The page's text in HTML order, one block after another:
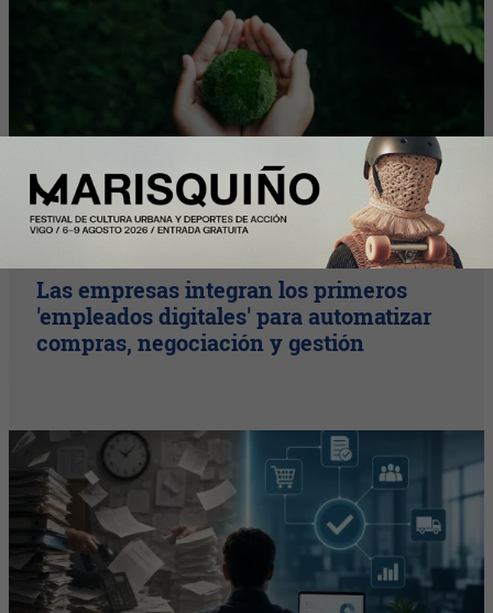
Plus
Las empresas integran los primeros
'empleados digitales' para automatizar
compras, negociación y gestión